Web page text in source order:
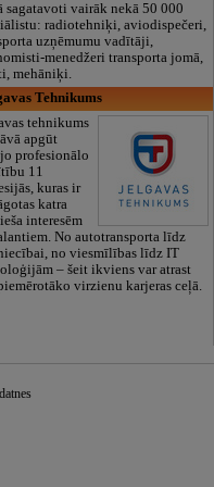
sagatavoti vairāk nekā 50 000
radiotehniķi, aviodispečeri,
uzņēmumu vadītāji,
menedžeri transporta jomā,
mehāniķi.
Tehnikums
tehnikums
apgūt
profesionālo
11
kuras ir
katra
interesēm
No autotransporta līdz
no viesmīlības līdz IT
– šeit ikviens var atrast
virzienu karjeras ceļā.